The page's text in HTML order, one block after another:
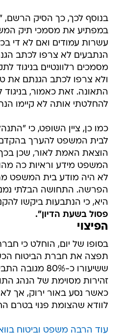
בנוסף לכך, כך הסיק הרשם,
במפתיע את מסמכי תיק
עשרות עמודים ואם לא די
הנתבעים לא צרפו לכתב
מסמכים רלוונטיים בניגוד
ולא צרפו לכתב הגנתם את
התאונה. זאת כאמור, בניגוד
להחלטתי אותה לא קיימו
כמו כן, ציין השופט, כי
לבית המשפט להערך בהקדם
הוצאת האמת לאור, שכן
המשפט מידע וראיות כה
לא היה מודע בית המשפט
הפרשה. התחושה הבלתי
היא, כי הנתבעות ביקשו
פסול בשעת הדיון".
הפיצוי
בסופו של יום, הוחלט כי
תפצה את חברת הביטוח
ששיעורו כ-80%
זהירות מסוימת של הנהג
כאשר נסע באור ירוק, אך
לוודא שהצומת פנוי בטרם
עוד הרבה משפט וביטוח